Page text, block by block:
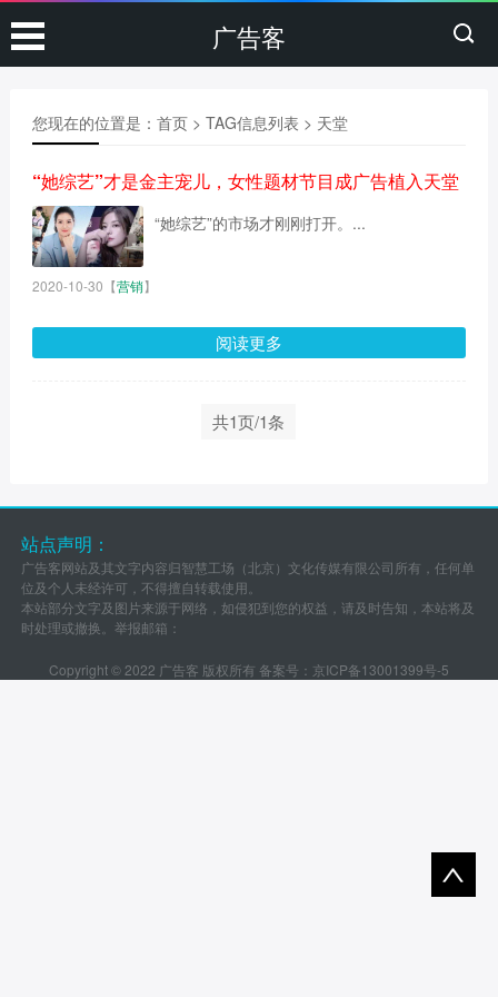
广告客
您现在的位置是： 首页> TAG信息列表 > 天堂
“她综艺”才是金主宠儿，女性题材节目成广告植入天堂
“她综艺”的市场才刚刚打开。...
2020-10-30 【营销】
阅读更多
共1页/1条
站点声明：
广告客网站及其文字内容归智慧工场（北京）文化传媒有限公司所有，任何单
位及个人未经许可，不得擅自转载使用。
本站部分文字及图片来源于网络，如侵犯到您的权益，请及时告知，本站将及
时处理或撤换。举报邮箱：
Copyright © 2022 广告客 版权所有 备案号： 京ICP备13001399号-5